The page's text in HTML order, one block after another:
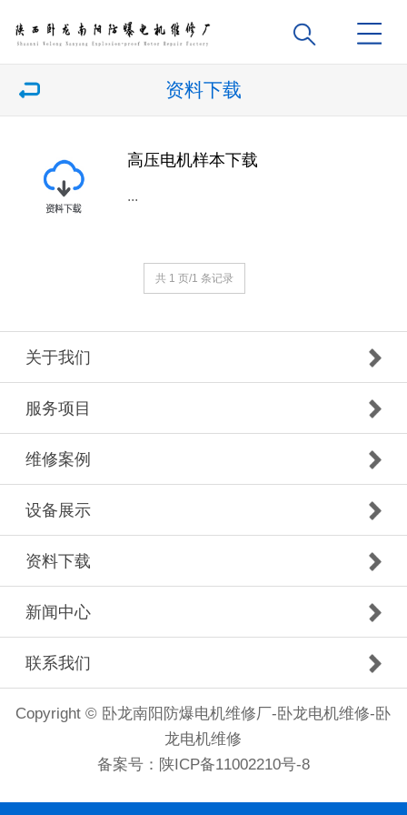
资料下载
高压电机样本下载
...
共 1 页/1 条记录
关于我们
服务项目
维修案例
设备展示
资料下载
新闻中心
联系我们
Copyright © 卧龙南阳防爆电机维修厂-卧龙电机维修-卧
龙电机维修
备案号： 陕ICP备11002210号-8